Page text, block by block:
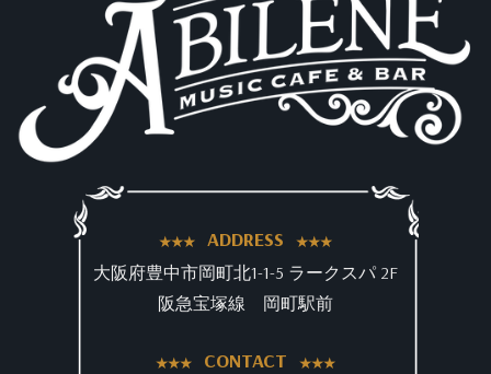
ADDRESS
大阪府豊中市岡町北1-1-5 ラークスパ 2F
阪急宝塚線 岡町駅前
CONTACT